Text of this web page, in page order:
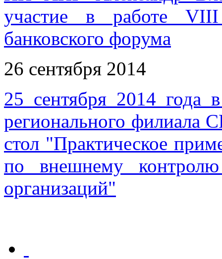
участие в работе VIII
банковского форума
26 сентября 2014
25 сентября 2014 года
регионального филиала
стол "Практическое
по внешнему контролю
организаций"